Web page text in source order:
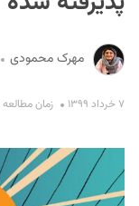
مهرک محمودی
۷ خرداد ۱۳۹۹ زمان مطالعه : ۹